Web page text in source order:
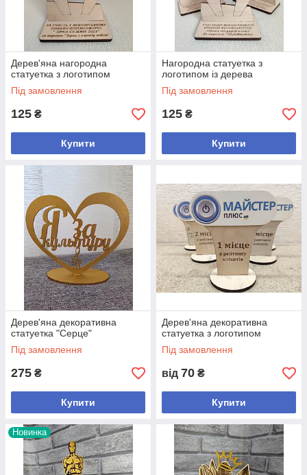
Дерев'яна нагородна
статуетка з логотипом
Під замовлення
125 ₴
Купити
Нагородна статуетка з
логотипом із дерева
Під замовлення
125 ₴
Купити
Дерев'яна декоративна
статуетка "Серце"
Під замовлення
275 ₴
Купити
Дерев'яна декоративна
статуетка з логотипом
Під замовлення
від 70 ₴
Купити
Новинка